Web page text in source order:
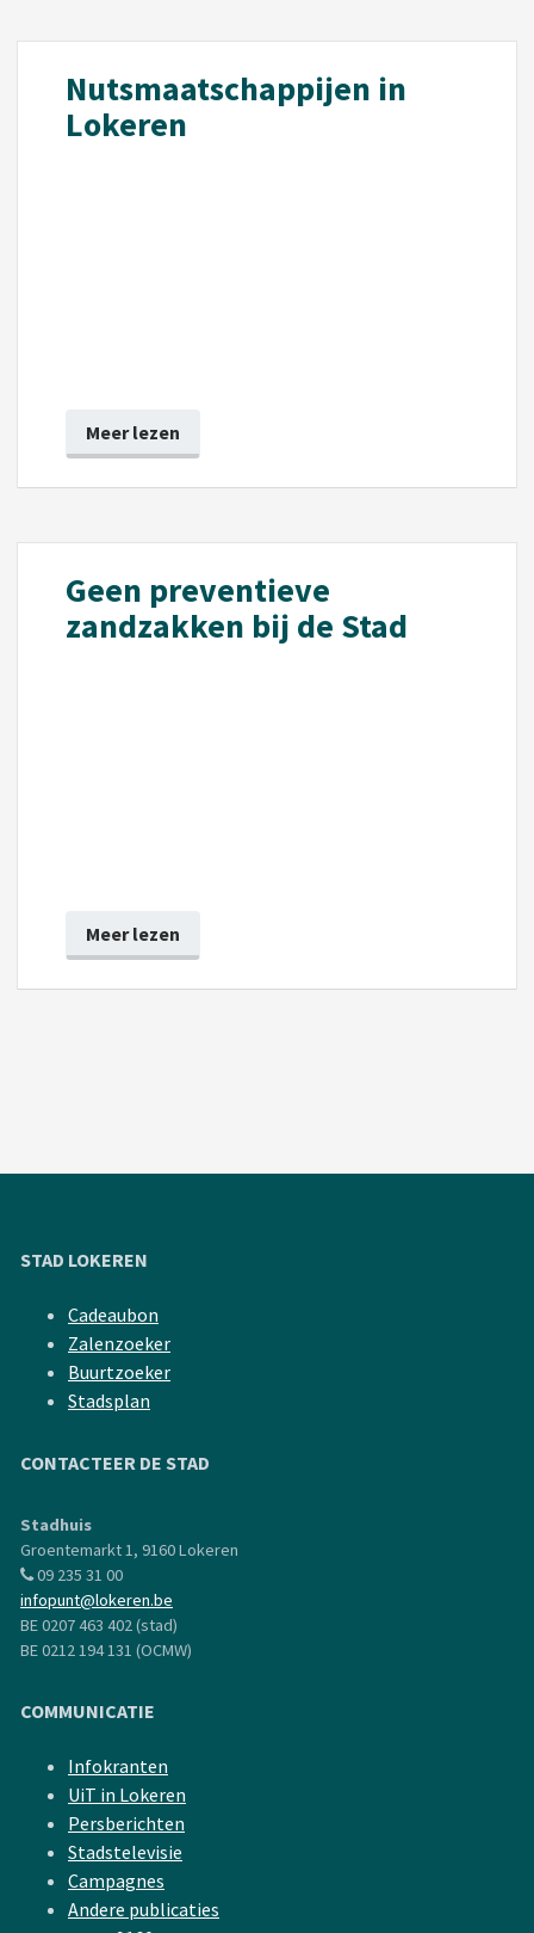
Nutsmaatschappijen in
Lokeren
Meer lezen
Geen preventieve
zandzakken bij de Stad
Meer lezen
STAD LOKEREN
Cadeaubon
Zalenzoeker
Buurtzoeker
Stadsplan
CONTACTEER DE STAD
Stadhuis
Groentemarkt 1, 9160 Lokeren
09 235 31 00
infopunt@lokeren.be
BE 0207 463 402 (stad)
BE 0212 194 131 (OCMW)
COMMUNICATIE
Infokranten
UiT in Lokeren
Persberichten
Stadstelevisie
Campagnes
Andere publicaties